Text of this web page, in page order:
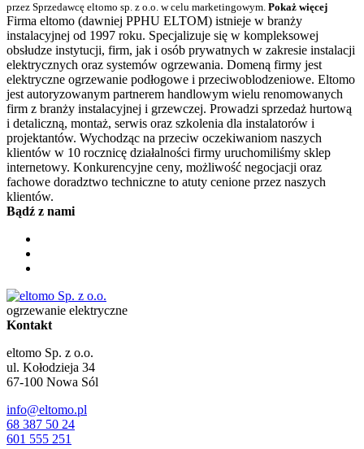
przez Sprzedawcę eltomo sp. z o.o. w celu marketingowym. Pokaż więcej
Firma eltomo (dawniej PPHU ELTOM) istnieje w branży
instalacyjnej od 1997 roku. Specjalizuje się w kompleksowej
obsłudze instytucji, firm, jak i osób prywatnych w zakresie instalacji
elektrycznych oraz systemów ogrzewania. Domeną firmy jest
elektryczne ogrzewanie podłogowe i przeciwoblodzeniowe. Eltomo
jest autoryzowanym partnerem handlowym wielu renomowanych
firm z branży instalacyjnej i grzewczej. Prowadzi sprzedaż hurtową
i detaliczną, montaż, serwis oraz szkolenia dla instalatorów i
projektantów. Wychodząc na przeciw oczekiwaniom naszych
klientów w 10 rocznicę działalności firmy uruchomiliśmy sklep
internetowy. Konkurencyjne ceny, możliwość negocjacji oraz
fachowe doradztwo techniczne to atuty cenione przez naszych
klientów.
Bądź z nami
ogrzewanie elektryczne
Kontakt
eltomo Sp. z o.o.
ul. Kołodzieja 34
67-100 Nowa Sól
info@eltomo.pl
68 387 50 24
601 555 251